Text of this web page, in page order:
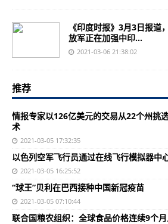
《印度时报》3月3日报道
放军正在加强中印...
2021-03-06 21:38:02
推荐
情报专家以126亿美元的交易从22个州挑
术
2021-03-05 17:32:35
以色列空军飞行员通过在线飞行模拟器中
2021-03-05 16:25:52
“球王”贝利在巴西接种中国新冠疫苗
2021-03-05 07:10:44
联合国粮农组织：全球食品价格连续9个